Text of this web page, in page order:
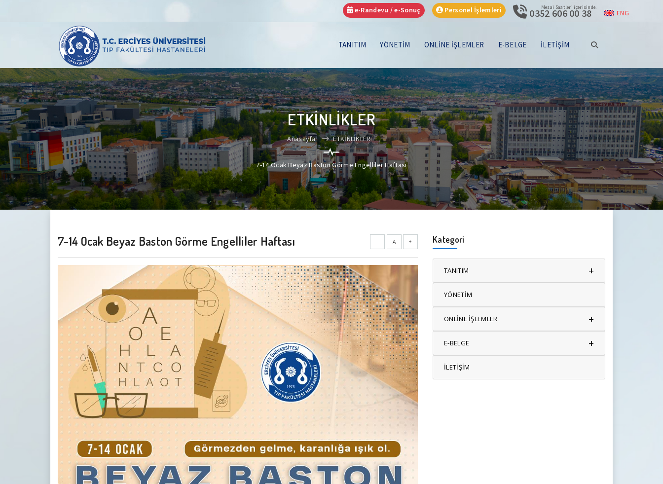
e-Randevu / e-Sonuç Personel İşlemleri Mesai Saatleri içerisinde.
0352 606 00 38 ENG
TANITIM YÖNETİM ONLİNE İŞLEMLER E-BELGE İLETİŞİM
ETKİNLİKLER
Anasayfa ETKİNLİKLER
7-14 Ocak Beyaz Baston Görme Engelliler Haftası
- A +
7-14 Ocak Beyaz Baston Görme Engelliler Haftası Kategori
TANITIM +
YÖNETİM
ONLİNE İŞLEMLER +
E-BELGE +
İLETİŞİM